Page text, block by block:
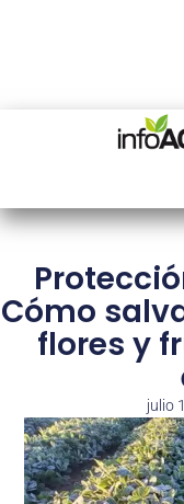
Cómo
flores y
julio